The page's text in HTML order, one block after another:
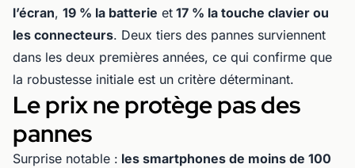
l’écran, 19 % la batterie et 17 % la touche clavier ou
les connecteurs. Deux tiers des pannes surviennent
dans les deux premières années, ce qui confirme que
la robustesse initiale est un critère déterminant.
Le prix ne protège pas des
pannes
Surprise notable : les smartphones de moins de 100